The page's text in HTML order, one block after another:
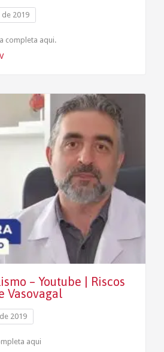
2019
completa aqui.
– Youtube | Riscos
Vasovagal
2019
aqui